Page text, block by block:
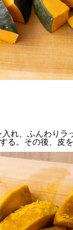
れ、ふんわりラ
る。その後、皮